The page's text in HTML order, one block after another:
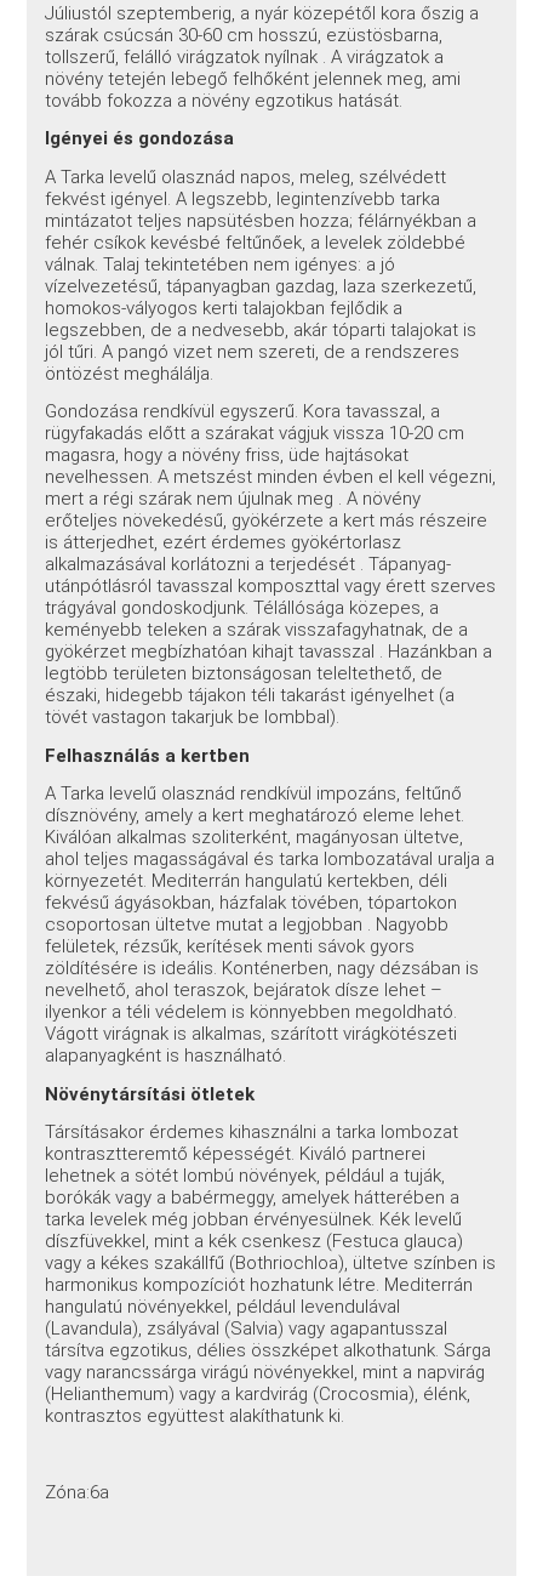
Júliustól szeptemberig, a nyár közepétől kora őszig a
szárak csúcsán 30-60 cm hosszú, ezüstösbarna,
tollszerű, felálló virágzatok nyílnak . A virágzatok a
növény tetején lebegő felhőként jelennek meg, ami
tovább fokozza a növény egzotikus hatását.
Igényei és gondozása
A Tarka levelű olasznád napos, meleg, szélvédett
fekvést igényel. A legszebb, legintenzívebb tarka
mintázatot teljes napsütésben hozza; félárnyékban a
fehér csíkok kevésbé feltűnőek, a levelek zöldebbé
válnak. Talaj tekintetében nem igényes: a jó
vízelvezetésű, tápanyagban gazdag, laza szerkezetű,
homokos-vályogos kerti talajokban fejlődik a
legszebben, de a nedvesebb, akár tóparti talajokat is
jól tűri. A pangó vizet nem szereti, de a rendszeres
öntözést meghálálja.
Gondozása rendkívül egyszerű. Kora tavasszal, a
rügyfakadás előtt a szárakat vágjuk vissza 10-20 cm
magasra, hogy a növény friss, üde hajtásokat
nevelhessen. A metszést minden évben el kell végezni,
mert a régi szárak nem újulnak meg . A növény
erőteljes növekedésű, gyökérzete a kert más részeire
is átterjedhet, ezért érdemes gyökértorlasz
alkalmazásával korlátozni a terjedését . Tápanyag-
utánpótlásról tavasszal komposzttal vagy érett szerves
trágyával gondoskodjunk. Télállósága közepes, a
keményebb teleken a szárak visszafagyhatnak, de a
gyökérzet megbízhatóan kihajt tavasszal . Hazánkban a
legtöbb területen biztonságosan teleltethető, de
északi, hidegebb tájakon téli takarást igényelhet (a
tövét vastagon takarjuk be lombbal).
Felhasználás a kertben
A Tarka levelű olasznád rendkívül impozáns, feltűnő
dísznövény, amely a kert meghatározó eleme lehet.
Kiválóan alkalmas szoliterként, magányosan ültetve,
ahol teljes magasságával és tarka lombozatával uralja a
környezetét. Mediterrán hangulatú kertekben, déli
fekvésű ágyásokban, házfalak tövében, tópartokon
csoportosan ültetve mutat a legjobban . Nagyobb
felületek, rézsűk, kerítések menti sávok gyors
zöldítésére is ideális. Konténerben, nagy dézsában is
nevelhető, ahol teraszok, bejáratok dísze lehet –
ilyenkor a téli védelem is könnyebben megoldható.
Vágott virágnak is alkalmas, szárított virágkötészeti
alapanyagként is használható.
Növénytársítási ötletek
Társításakor érdemes kihasználni a tarka lombozat
kontrasztteremtő képességét. Kiváló partnerei
lehetnek a sötét lombú növények, például a tuják,
borókák vagy a babérmeggy, amelyek hátterében a
tarka levelek még jobban érvényesülnek. Kék levelű
díszfüvekkel, mint a kék csenkesz (Festuca glauca)
vagy a kékes szakállfű (Bothriochloa), ültetve színben is
harmonikus kompozíciót hozhatunk létre. Mediterrán
hangulatú növényekkel, például levendulával
(Lavandula), zsályával (Salvia) vagy agapantusszal
társítva egzotikus, délies összképet alkothatunk. Sárga
vagy narancssárga virágú növényekkel, mint a napvirág
(Helianthemum) vagy a kardvirág (Crocosmia), élénk,
kontrasztos együttest alakíthatunk ki.
Zóna:6a